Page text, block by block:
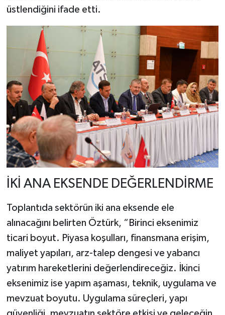
üstlendiğini ifade etti.
İKİ ANA EKSENDE DEĞERLENDİRME
Toplantıda sektörün iki ana eksende ele
alınacağını belirten Öztürk, “Birinci eksenimiz
ticari boyut. Piyasa koşulları, finansmana erişim,
maliyet yapıları, arz-talep dengesi ve yabancı
yatırım hareketlerini değerlendireceğiz. İkinci
eksenimiz ise yapım aşaması, teknik, uygulama ve
mevzuat boyutu. Uygulama süreçleri, yapı